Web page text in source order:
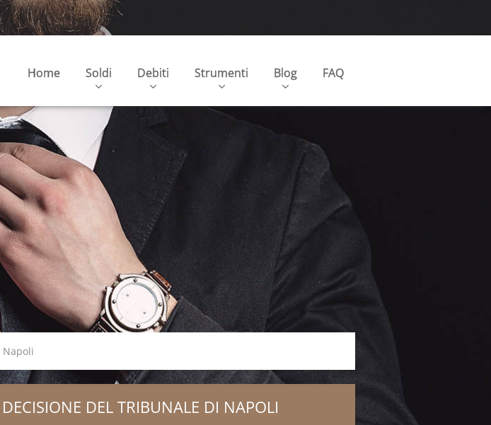
Home Soldi Debiti Strumenti Blog FAQ
DEL TRIBUNALE DI NAPOLI